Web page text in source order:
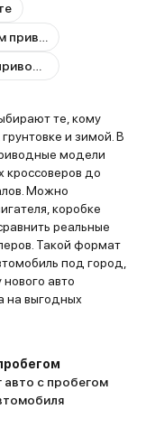
те, кому
и зимой. В
модели
кроссоверов до
Можно
коробке
реальные
Такой формат
под город,
авто
на выгодных
авто с пробегом